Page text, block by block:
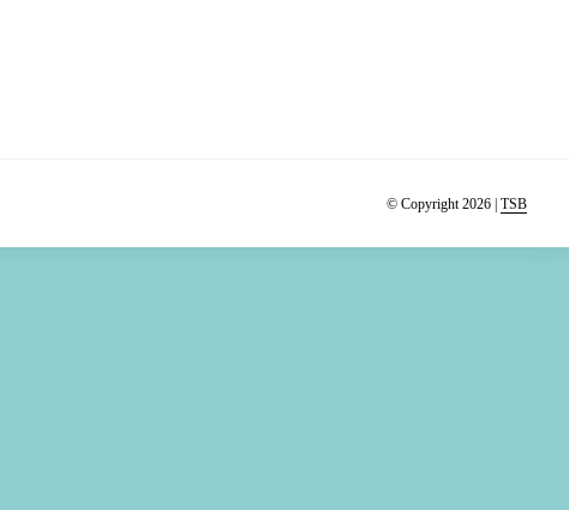
© Copyright 2026 | TSB